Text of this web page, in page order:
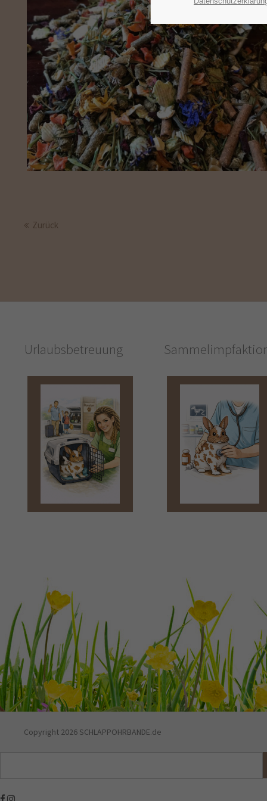
Zurück
Urlaubsbetreuung
Copyright 2026 SCHLAPPOHRBANDE.de